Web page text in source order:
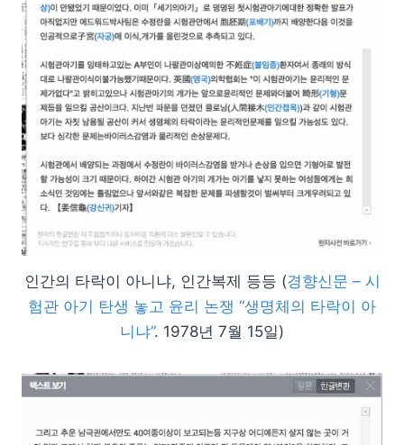
인간의 타락이 아니냐, 인간복제 등등 (경향신문 – 시
험관 아기 탄생 놓고 윤리 논쟁 “생명체의 타락이 아
니냐”. 1978년 7월 15일)